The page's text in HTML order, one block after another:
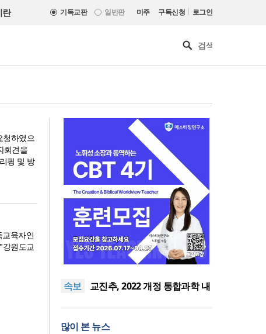
란 기독교판 일반판 미주 구독신청 | 로그인
청하였으
회견을
핑 및 방
육자인
강원도교
속보
횃불트리니티신학대학원대,
신설
억하고 책임 감당해야”
교진추, 2022 개정 통합과학 내
선교사회(KWMF) 신임 대표회
횃불트리니티신학대학원대,
많이 본 뉴스